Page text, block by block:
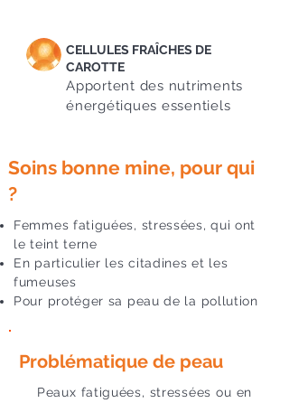
CELLULES FRAÎCHES DE
CAROTTE
Apportent des nutriments
énergétiques essentiels
Soins bonne mine, pour qui
?
Femmes fatiguées, stressées, qui ont
le teint terne
En particulier les citadines et les
fumeuses
Pour protéger sa peau de la pollution
Problématique de peau
Peaux fatiguées, stressées ou en